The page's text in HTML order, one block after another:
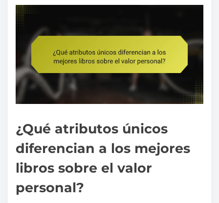
¿Qué atributos únicos
diferencian a los mejores
libros sobre el valor
personal?